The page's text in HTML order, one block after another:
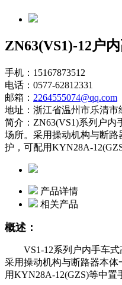
ZN63(VS1)-12户
手机：15167873512
电话：0577-62812331
邮箱： 2264555074@qq.com
地址：浙江省温州市乐清市
简介：ZN63(VS1)系列户
场所。采用操动机构与断
护，可配用KYN28A-
产品详情
相关产品
概述：
VS1-12系列户内手车
采用操动机构与断路器本
用KYN28A-12(GZS)等中置